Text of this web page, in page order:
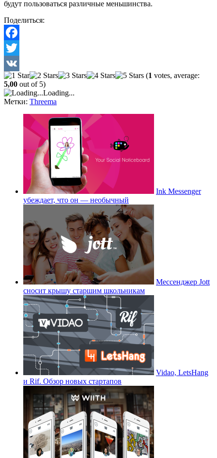
будут пользоваться различные меньшинства.
Поделиться:
Facebook
Twitter
VK
(1 votes, average:
5,00 out of 5)
Loading...
Метки: Threema
Ink Messenger
убеждает, что он — необычный
Мессенджер Jott
сносит крышу старшим школьникам
Vidao, LetsHang
и Rif. Обзор новых стартапов